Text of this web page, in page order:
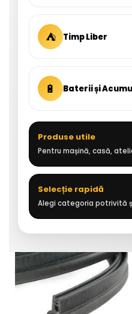
⛺ Timp Liber
🔋 Baterii și
Produse utile
Pentru mașină, casă,
Selecție rapidă
Alegi categoria potrivită